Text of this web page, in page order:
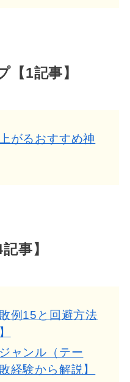
【1記事】
がるおすすめ神
事】
例15と回避方法
ャンル（テー
経験から解説】